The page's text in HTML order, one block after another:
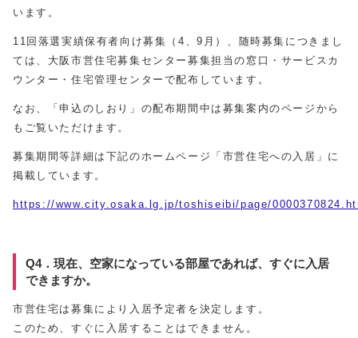
います。
11回落選実績保有者向け募集（4、9月）、随時募集につきまし
ては、大阪市営住宅募集センター募集担当の窓口・サービスカ
ウンター・住宅管理センターで配布しています。
なお、「申込のしおり」の配布期間中は募集案内のページから
もご覧いただけます。
募集期間等詳細は下記のホームページ「市営住宅への入居」に
掲載しています。
https://www.city.osaka.lg.jp/toshiseibi/page/
Q4．現在、空家になっている部屋であれば、すぐに入居
できますか。
市営住宅は募集により入居予定者を決定します。
このため、すぐに入居することはできません。